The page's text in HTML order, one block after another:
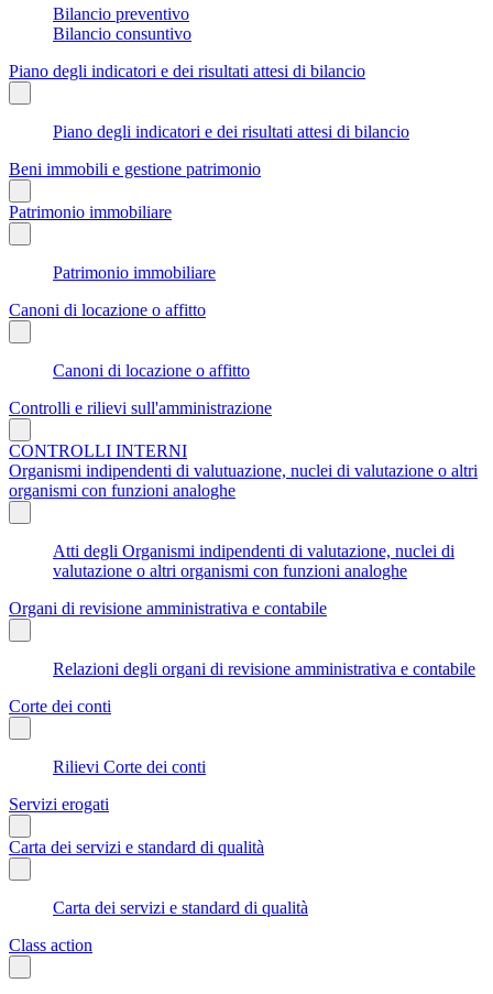
Bilancio preventivo
Bilancio consuntivo
Piano degli indicatori e dei risultati attesi di bilancio
Piano degli indicatori e dei risultati attesi di bilancio
Beni immobili e gestione patrimonio
Patrimonio immobiliare
Patrimonio immobiliare
Canoni di locazione o affitto
Canoni di locazione o affitto
Controlli e rilievi sull'amministrazione
CONTROLLI INTERNI
Organismi indipendenti di valutuazione, nuclei di valutazione o altri
organismi con funzioni analoghe
Atti degli Organismi indipendenti di valutazione, nuclei di
valutazione o altri organismi con funzioni analoghe
Organi di revisione amministrativa e contabile
Relazioni degli organi di revisione amministrativa e contabile
Corte dei conti
Rilievi Corte dei conti
Servizi erogati
Carta dei servizi e standard di qualità
Carta dei servizi e standard di qualità
Class action